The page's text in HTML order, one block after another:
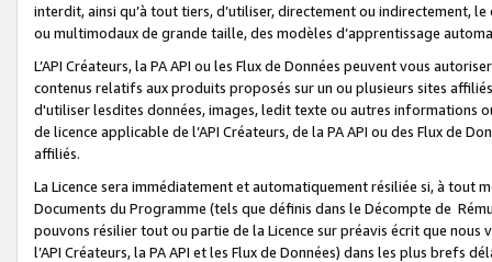
interdit, ainsi qu’à tout tiers, d’utiliser, directement ou indirectement,
ou multimodaux de grande taille, des modèles d’apprentissage
L’API Créateurs, la PA API ou les Flux de Données peuvent vous
contenus relatifs aux produits proposés sur un ou plusieurs sites
d'utiliser lesdites données, images, ledit texte ou autres informations
de licence applicable de l’API Créateurs, de la PA API ou des Flux de
affiliés.
La Licence sera immédiatement et automatiquement résiliée si, à
Documents du Programme (tels que définis dans le Décompte de
pouvons résilier tout ou partie de la Licence sur préavis écrit que
l’API Créateurs, la PA API et les Flux de Données) dans les plus